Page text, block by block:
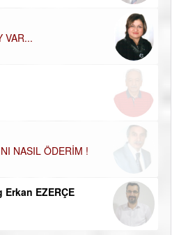
VAR...
NASIL ÖDERİM !
EZERÇE